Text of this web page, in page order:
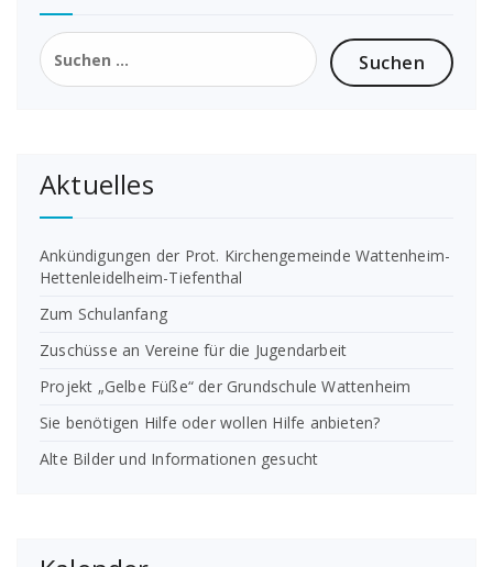
Suchen
nach:
Aktuelles
Ankündigungen der Prot. Kirchengemeinde Wattenheim-
Hettenleidelheim-Tiefenthal
Zum Schulanfang
Zuschüsse an Vereine für die Jugendarbeit
Projekt „Gelbe Füße“ der Grundschule Wattenheim
Sie benötigen Hilfe oder wollen Hilfe anbieten?
Alte Bilder und Informationen gesucht